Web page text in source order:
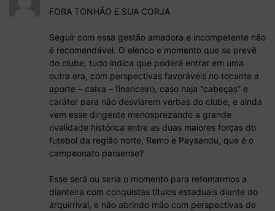
FORA TONHÃO E SUA CORJA
Seguir com essa gestão amadora e incompetente não
é recomendável. O elenco e momento que se prevê
do clube, tudo indica que poderá entrar em uma
outra era, com perspectivas favoráveis no tocante a
aporte – caixa – financeiro, caso haja “cabeças” e
caráter para não desviarem verbas do clube, e ainda
vem esse dirigente menosprezando a grande
rivalidade histórica entre as duas maiores forças do
futebol da região norte, Remo e Paysandu, que é o
campeonato paraense?
Esse será ou seria o momento para retomarmos a
dianteira com conquistas títulos estaduais diante do
arquirrival, e não abrindo mão com perspectivas de